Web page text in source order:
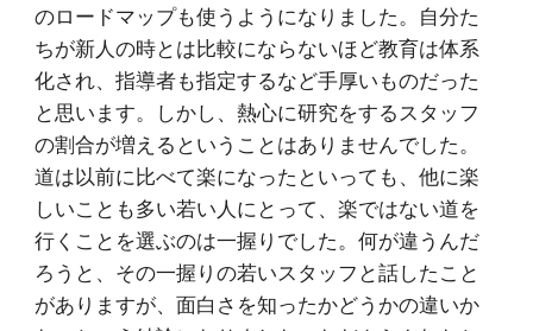
のロードマップも使うようになりました。自分た
ちが新人の時とは比較にならないほど教育は体系
化され、指導者も指定するなど手厚いものだった
と思います。しかし、熱心に研究をするスタッフ
の割合が増えるということはありませんでした。
道は以前に比べて楽になったといっても、他に楽
しいことも多い若い人にとって、楽ではない道を
行くことを選ぶのは一握りでした。何が違うんだ
ろうと、その一握りの若いスタッフと話したこと
がありますが、面白さを知ったかどうかの違いか